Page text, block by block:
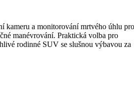
kameru a monitorování mrtvého úhlu pro
manévrování. Praktická volba pro
rodinné SUV se slušnou výbavou za